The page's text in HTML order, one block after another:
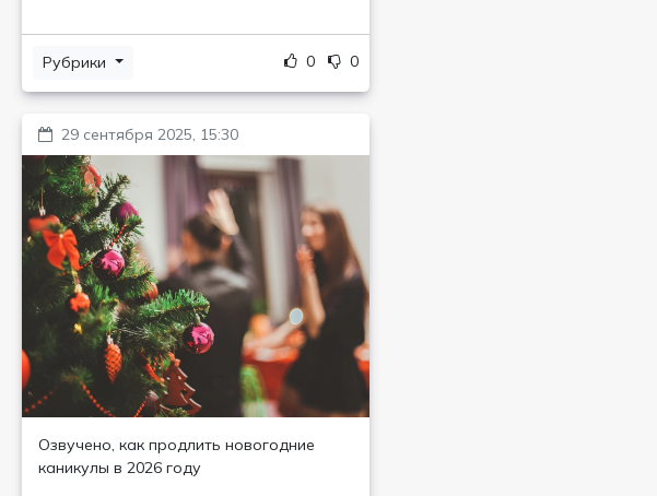
Рубрики 0 0
29 сентября 2025, 15:30
Озвучено, как продлить новогодние
каникулы в 2026 году